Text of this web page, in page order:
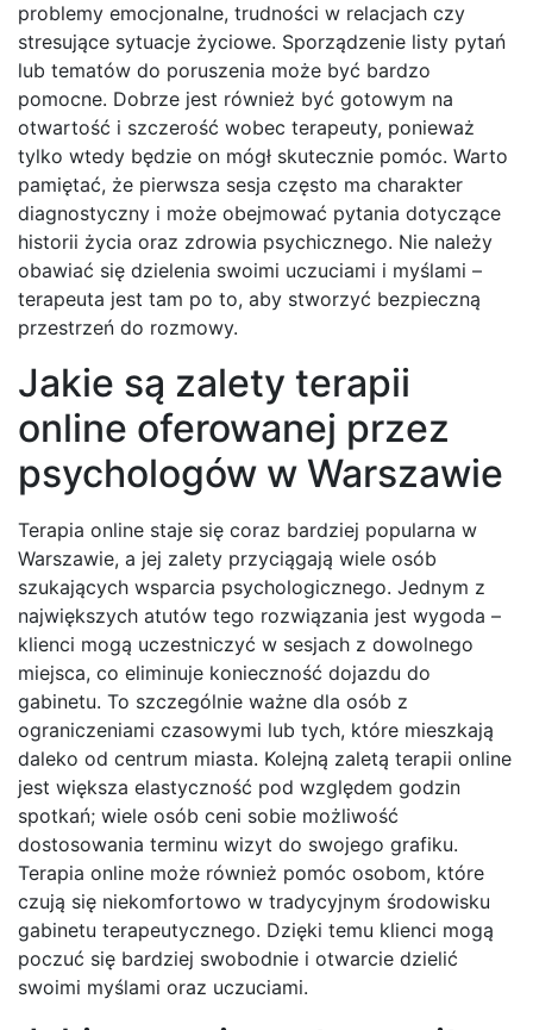
problemy emocjonalne, trudności w relacjach czy
stresujące sytuacje życiowe. Sporządzenie listy pytań
lub tematów do poruszenia może być bardzo
pomocne. Dobrze jest również być gotowym na
otwartość i szczerość wobec terapeuty, ponieważ
tylko wtedy będzie on mógł skutecznie pomóc. Warto
pamiętać, że pierwsza sesja często ma charakter
diagnostyczny i może obejmować pytania dotyczące
historii życia oraz zdrowia psychicznego. Nie należy
obawiać się dzielenia swoimi uczuciami i myślami –
terapeuta jest tam po to, aby stworzyć bezpieczną
przestrzeń do rozmowy.
Jakie są zalety terapii
online oferowanej przez
psychologów w Warszawie
Terapia online staje się coraz bardziej popularna w
Warszawie, a jej zalety przyciągają wiele osób
szukających wsparcia psychologicznego. Jednym z
największych atutów tego rozwiązania jest wygoda –
klienci mogą uczestniczyć w sesjach z dowolnego
miejsca, co eliminuje konieczność dojazdu do
gabinetu. To szczególnie ważne dla osób z
ograniczeniami czasowymi lub tych, które mieszkają
daleko od centrum miasta. Kolejną zaletą terapii online
jest większa elastyczność pod względem godzin
spotkań; wiele osób ceni sobie możliwość
dostosowania terminu wizyt do swojego grafiku.
Terapia online może również pomóc osobom, które
czują się niekomfortowo w tradycyjnym środowisku
gabinetu terapeutycznego. Dzięki temu klienci mogą
poczuć się bardziej swobodnie i otwarcie dzielić
swoimi myślami oraz uczuciami.